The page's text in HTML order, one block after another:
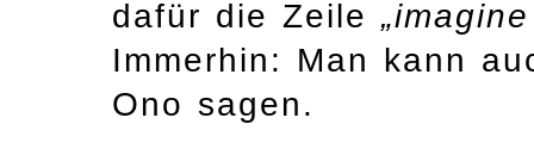
dafür die Zeile
Immerhin: Man kann
Ono sagen.